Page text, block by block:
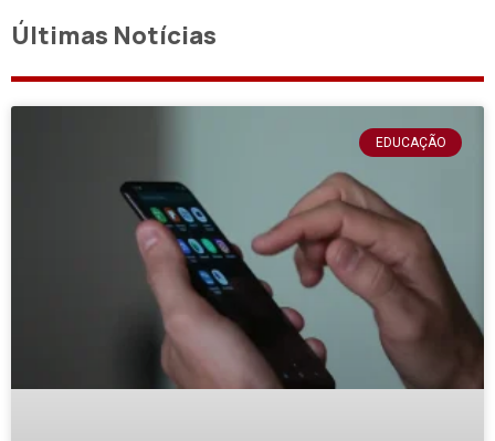
Últimas Notícias
EDUCAÇÃO